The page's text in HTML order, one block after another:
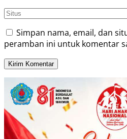
Simpan nama, email, dan
peramban ini untuk komentar